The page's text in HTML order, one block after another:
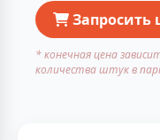
Запросить
* конечная цена
количества штук в